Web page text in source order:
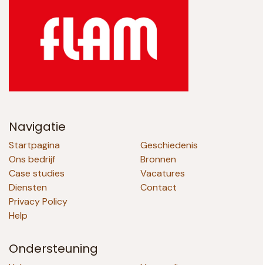
Navigatie
Startpagina
Ons bedrijf
Case studies
Diensten
Privacy Policy
Help
Geschiedenis
Bronnen
Vacatures
Contact
Ondersteuning